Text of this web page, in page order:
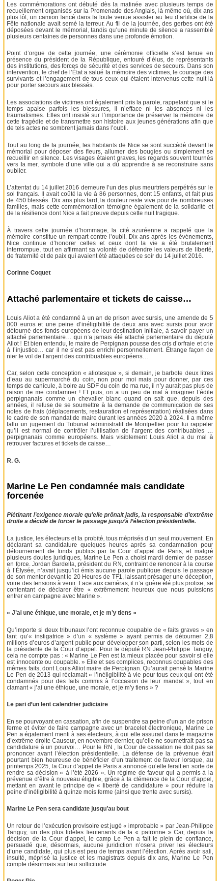
Les commémorations ont débuté dès la matinée avec plusieurs temps de
recueillement organisés sur la Promenade des Anglais, là même où, dix ans
plus tôt, un camion lancé dans la foule venue assister au feu d’artifice de la
Fête nationale avait semé la terreur. Au fil de la journée, des gerbes ont été
déposées devant le mémorial, tandis qu’une minute de silence a rassemblé
plusieurs centaines de personnes dans une profonde émotion.
Point d’orgue de cette journée, une cérémonie officielle s’est tenue en
présence du président de la République, entouré d’élus, de représentants
des institutions, des forces de sécurité et des services de secours. Dans son
intervention, le chef de l’État a salué la mémoire des victimes, le courage des
survivants et l’engagement de tous ceux qui étaient intervenus cette nuit-là
pour porter secours aux blessés.
Les associations de victimes ont également pris la parole, rappelant que si le
temps apaise parfois les blessures, il n’efface ni les absences ni les
traumatismes. Elles ont insisté sur l’importance de préserver la mémoire de
cette tragédie et de transmettre son histoire aux jeunes générations afin que
de tels actes ne sombrent jamais dans l’oubli.
Tout au long de la journée, les habitants de Nice se sont succédé devant le
mémorial pour déposer des fleurs, allumer des bougies ou simplement se
recueillir en silence. Les visages étaient graves, les regards souvent tournés
vers la mer, symbole d’une ville qui a dû apprendre à se reconstruire sans
oublier.
L’attentat du 14 juillet 2016 demeure l’un des plus meurtriers perpétrés sur le
sol français. Il avait coûté la vie à 86 personnes, dont 15 enfants, et fait plus
de 450 blessés. Dix ans plus tard, la douleur reste vive pour de nombreuses
familles, mais cette commémoration témoigne également de la solidarité et
de la résilience dont Nice a fait preuve depuis cette nuit tragique.
À travers cette journée d’hommage, la cité azuréenne a rappelé que la
mémoire constitue un rempart contre l’oubli. Dix ans après les événements,
Nice continue d’honorer celles et ceux dont la vie a été brutalement
interrompue, tout en affirmant sa volonté de défendre les valeurs de liberté,
de fraternité et de paix qui avaient été attaquées ce soir du 14 juillet 2016.
Corinne Coquet
Attaché parlementaire et tickets de caisse…
Louis Aliot a été condamné à un an de prison avec sursis, une amende de 5
000 euros et une peine d’inéligibilité de deux ans avec sursis pour avoir
détourné des fonds européens de leur destination initiale, à savoir payer un
attaché parlementaire… qui n’a jamais été attaché parlementaire du député
Aliot ! Et bien entendu, le maire de Perpignan pousse des cris d’orfraie et crie
à l’injustice… car il ne s’est pas enrichi personnellement. Étrange façon de
nier le vol de l’argent des contribuables européens…
Car, selon cette conception « aliotesque », si demain, je barbote deux litres
d’eau au supermarché du coin, non pour moi mais pour donner, par ces
temps de canicule, à boire au SDF du coin de ma rue, il n’y aurait pas plus de
raison de me condamner ! Et puis, on a un peu de mal à imaginer l’édile
perpignanais comme un chevalier blanc quand on sait que, depuis des
années, il refuse de se soumettre à la demande de communication de ses
notes de frais (déplacements, restauration et représentation) réalisées dans
le cadre de son mandat de maire durant les années 2020 à 2024. Il a même
fallu un jugement du Tribunal administratif de Montpellier pour lui rappeler
qu’il est normal de contrôler l’utilisation de l’argent des contribuables …
perpignanais comme européens. Mais visiblement Louis Aliot a du mal à
retrouver factures et tickets de caisse…
R. G.
Marine Le Pen condamnée mais candidate
forcenée
Piétinant l’exigence morale qu’elle prônait jadis, la responsable d’extrême
droite a décidé de forcer le passage jusqu’à l’élection présidentielle.
La justice, les électeurs et la probité, tous méprisés d’un seul mouvement. En
déclarant sa candidature quelques heures après sa condamnation pour
détournement de fonds publics par la Cour d’appel de Paris, et malgré
plusieurs doutes juridiques, Marine Le Pen a choisi mardi dernier de passer
en force. Jordan Bardella, président du RN, contraint de renoncer à la course
à l’Élysée, n’avait jusqu’ici émis aucune parole publique depuis le passage
de son mentor devant le 20 Heures de TF1, laissant présager une déception,
voire des tensions à venir. Face aux caméras, il n’a guère été plus prolixe, se
contentant de déclarer être « extrêmement heureux que nous puissions
entrer en campagne avec Marine ».
« J’ai une éthique, une morale, et je m’y tiens »
Qu’importe si deux tribunaux l’ont reconnue coupable de « faits graves » en
tant qu’« instigatrice » d’un « système » ayant permis de détourner 2,8
millions d’euros d’argent public pour développer son parti, selon les mots de
la présidente de la Cour d’appel. Pour le député RN Jean-Philippe Tanguy,
cela ne compte pas : « Marine Le Pen est la mieux placée pour savoir si elle
est innocente ou coupable. » Elle et ses complices, reconnus coupables des
mêmes faits, dont Louis Alliot maire de Perpignan. Qu’aurait pensé la Marine
Le Pen de 2013 qui réclamait « l’inéligibilité à vie pour tous ceux qui ont été
condamnés pour des faits commis à l’occasion de leur mandat », tout en
clamant « j’ai une éthique, une morale, et je m’y tiens » ?
Le pari d’un lent calendrier judiciaire
En se pourvoyant en cassation, afin de suspendre sa peine d’un an de prison
ferme et éviter de faire campagne avec un bracelet électronique, Marine Le
Pen a également menti à ses électeurs, à qui elle assurait dans le magazine
d’extrême droite Causeur, en novembre dernier, qu’elle ne soumettrait pas sa
candidature à un pourvoi… Pour le RN , la Cour de cassation ne doit pas se
prononcer avant l’élection présidentielle. La défense de la prévenue était
pourtant bien heureuse de bénéficier d’un traitement de faveur lorsque, au
printemps 2025, la Cour d’appel de Paris a annoncé qu’elle ferait en sorte de
rendre sa décision « à l’été 2026 ». Un régime de faveur qui a permis à la
prévenue d’être à nouveau éligible, grâce à la clémence de la Cour d’appel,
mettant en avant le principe de « liberté de candidature » pour réduire la
peine d’inéligibilité à quinze mois ferme (ainsi que trente avec sursis).
Marine Le Pen sera candidate jusqu’au bout
Un retour de l’exécution provisoire est jugé « improbable » par Jean-Philippe
Tanguy, un des plus fidèles lieutenants de la « patronne » Car, depuis la
décision de la Cour d’appel, le camp Le Pen a fait le plein de confiance,
persuadé que, désormais, aucune juridiction n’osera priver les électeurs
d’une candidate, qui plus est peu de temps avant l’élection. Après avoir sali,
insulté, méprisé la justice et les magistrats depuis dix ans, Marine Le Pen
compte désormais sur leur sollicitude.